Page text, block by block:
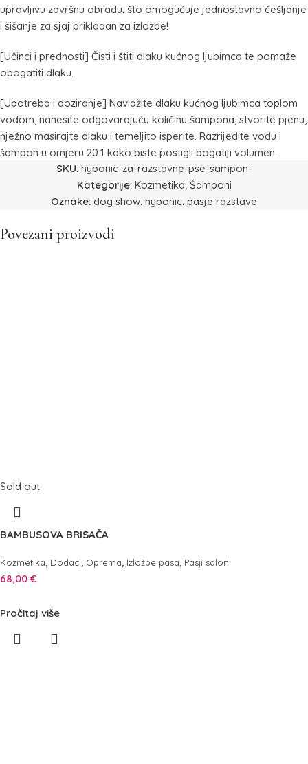
upravljivu završnu obradu, što omogućuje jednostavno češljanje
i šišanje za sjaj prikladan za izložbe!
[Učinci i prednosti] Čisti i štiti dlaku kućnog ljubimca te pomaže
obogatiti dlaku.
[Upotreba i doziranje] Navlažite dlaku kućnog ljubimca toplom
vodom, nanesite odgovarajuću količinu šampona, stvorite pjenu,
nježno masirajte dlaku i temeljito isperite. Razrijedite vodu i
šampon u omjeru 20:1 kako biste postigli bogatiji volumen.
SKU: hyponic-za-razstavne-pse-sampon-
Kategorije: Kozmetika, Šamponi
Oznake: dog show, hyponic, pasje razstave
Povezani proizvodi
Sold out
BAMBUSOVA BRISAČA
Kozmetika, Dodaci, Oprema, Izložbe pasa, Pasji saloni
68,00 €
Pročitaj više